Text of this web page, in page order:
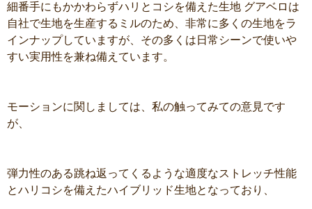
細番手にもかかわらずハリとコシを備えた生地 グアベロは
自社で生地を生産するミルのため、非常に多くの生地をラ
インナップしていますが、その多くは日常シーンで使いや
すい実用性を兼ね備えています。
モーションに関しましては、私の触ってみての意見です
が、
弾力性のある跳ね返ってくるような適度なストレッチ性能
とハリコシを備えたハイブリッド生地となっており、